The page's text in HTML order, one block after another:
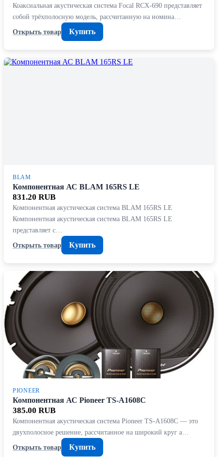
Коаксиальная акустическая система Focal RCX-690 представляет
собой трёхполосную модель, рассчитанную на номина…
Открыть товар
Купить
BLAM
Компонентная АС BLAM 165RS LE
831.20 RUB
Компонентная акустическая система BLAM 165RS LE
Компонентная акустическая система BLAM 165RS LE
представляет с…
Открыть товар
Купить
PIONEER
Компонентная АС Pioneer TS-A1608C
385.00 RUB
Компонентная акустическая система Pioneer TS-A1608C — это
двухполосное решение, рассчитанное на широкий круг а…
Открыть товар
Купить